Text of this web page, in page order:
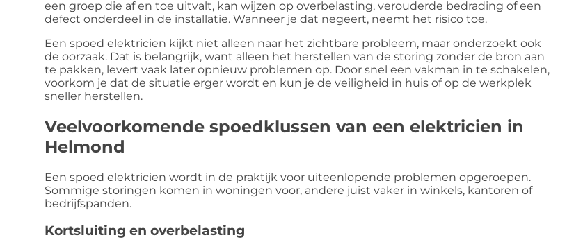
een groep die af en toe uitvalt, kan wijzen op overbelasting, verouderde bedrading of een
defect onderdeel in de installatie. Wanneer je dat negeert, neemt het risico toe.
Een spoed elektricien kijkt niet alleen naar het zichtbare probleem, maar onderzoekt ook
de oorzaak. Dat is belangrijk, want alleen het herstellen van de storing zonder de bron aan
te pakken, levert vaak later opnieuw problemen op. Door snel een vakman in te schakelen,
voorkom je dat de situatie erger wordt en kun je de veiligheid in huis of op de werkplek
sneller herstellen.
Veelvoorkomende spoedklussen van een elektricien in
Helmond
Een spoed elektricien wordt in de praktijk voor uiteenlopende problemen opgeroepen.
Sommige storingen komen in woningen voor, andere juist vaker in winkels, kantoren of
bedrijfspanden.
Kortsluiting en overbelasting